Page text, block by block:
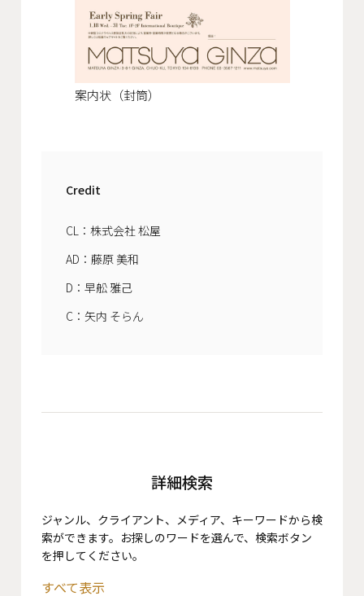
案内状（封筒）
Credit
CL：株式会社 松屋
AD：藤原 美和
D：早舩 雅己
C：矢内 そらん
詳細検索
ジャンル、クライアント、メディア、キーワードから検
索ができます。お探しのワードを選んで、検索ボタン
を押してください。
すべて表示